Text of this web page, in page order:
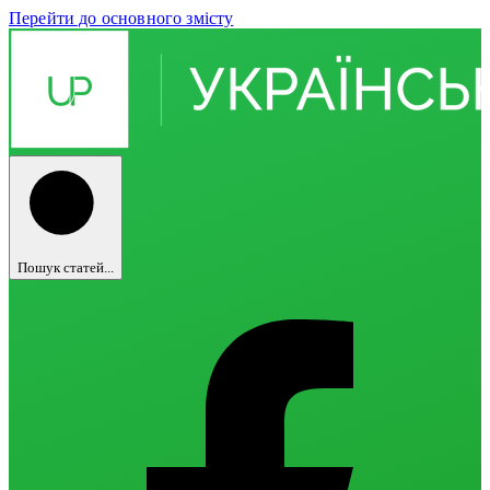
Перейти до основного змісту
Пошук статей...